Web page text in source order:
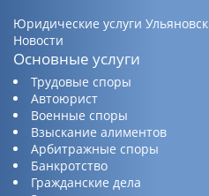
Юридические услуги Ульяновск
Новости
Основные услуги
Трудовые споры
Автоюрист
Военные споры
Взыскание алиментов
Арбитражные споры
Банкротство
Гражданские дела